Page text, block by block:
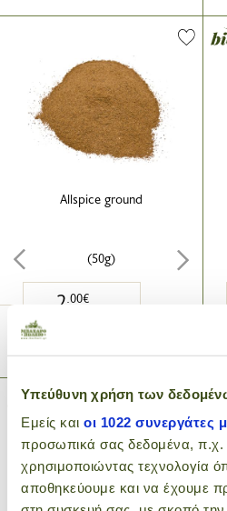
Υπεύθυνη χρήση των
Εμείς και οι 1022 συνεργάτες
προσωπικά σας δεδομένα, π.χ.
χρησιμοποιώντας τεχνολογία
αποθηκεύουμε και να έχουμε
Allspice ground
(50g)
2.00€
ADD TO CART